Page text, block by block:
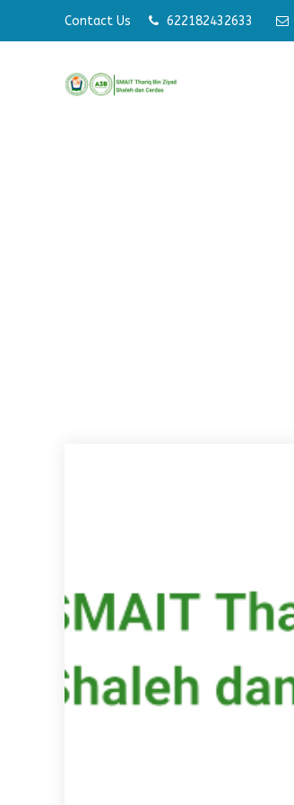
Contact Us 622182432633